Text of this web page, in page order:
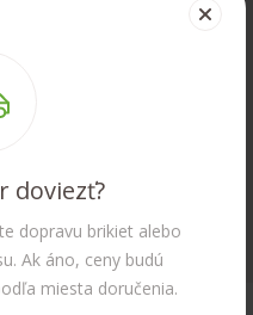
doviezť?
dopravu brikiet alebo
Ak áno, ceny budú
miesta doručenia.
prostrediu